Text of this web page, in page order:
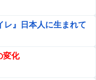
レ』日本人に生まれて
変化